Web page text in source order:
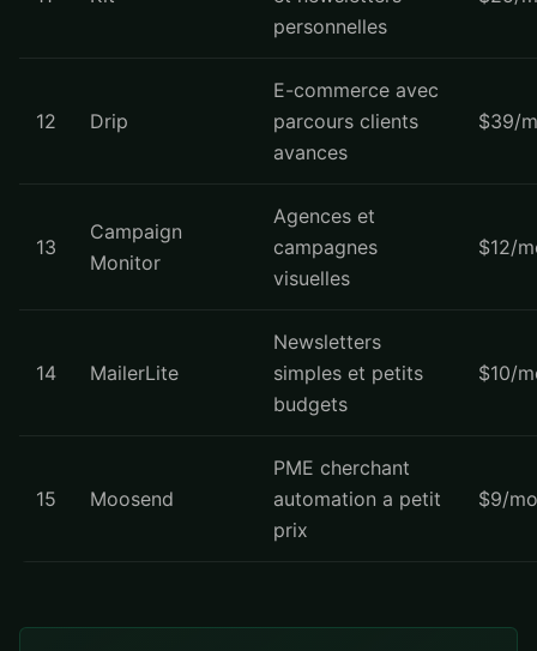
personnelles
12 Drip
E-commerce avec
parcours clients
avances
$39/
13
Campaign
Monitor
Agences et
campagnes
visuelles
$12/
14 MailerLite
Newsletters
simples et petits
budgets
$10/
15 Moosend
PME cherchant
automation a petit
prix
$9/